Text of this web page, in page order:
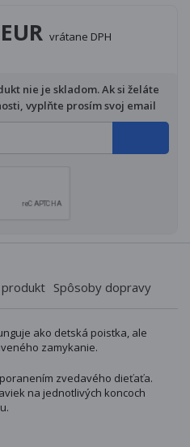
vrátane DPH
nie je skladom. Ak si želáte
vyplňte prosím svoj email
produkt Spôsoby dopravy
ako detská poistka, ale
zamykanie.
zvedavého dieťaťa.
na jednotlivých koncoch